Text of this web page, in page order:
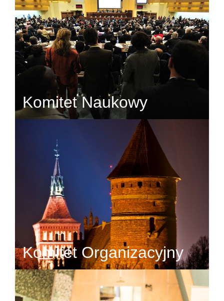
Komitet Naukowy
Komitet Organizacyjny